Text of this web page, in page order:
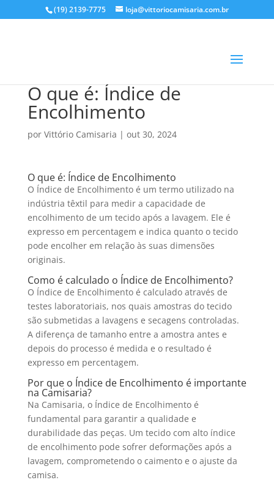
(19) 2139-7775 loja@vittoriocamisaria.com.br
O que é: Índice de
Encolhimento
por Vittório Camisaria | out 30, 2024
O que é: Índice de Encolhimento
O Índice de Encolhimento é um termo utilizado na
indústria têxtil para medir a capacidade de
encolhimento de um tecido após a lavagem. Ele é
expresso em percentagem e indica quanto o tecido
pode encolher em relação às suas dimensões
originais.
Como é calculado o Índice de Encolhimento?
O Índice de Encolhimento é calculado através de
testes laboratoriais, nos quais amostras do tecido
são submetidas a lavagens e secagens controladas.
A diferença de tamanho entre a amostra antes e
depois do processo é medida e o resultado é
expresso em percentagem.
Por que o Índice de Encolhimento é importante
na Camisaria?
Na Camisaria, o Índice de Encolhimento é
fundamental para garantir a qualidade e
durabilidade das peças. Um tecido com alto índice
de encolhimento pode sofrer deformações após a
lavagem, comprometendo o caimento e o ajuste da
camisa.